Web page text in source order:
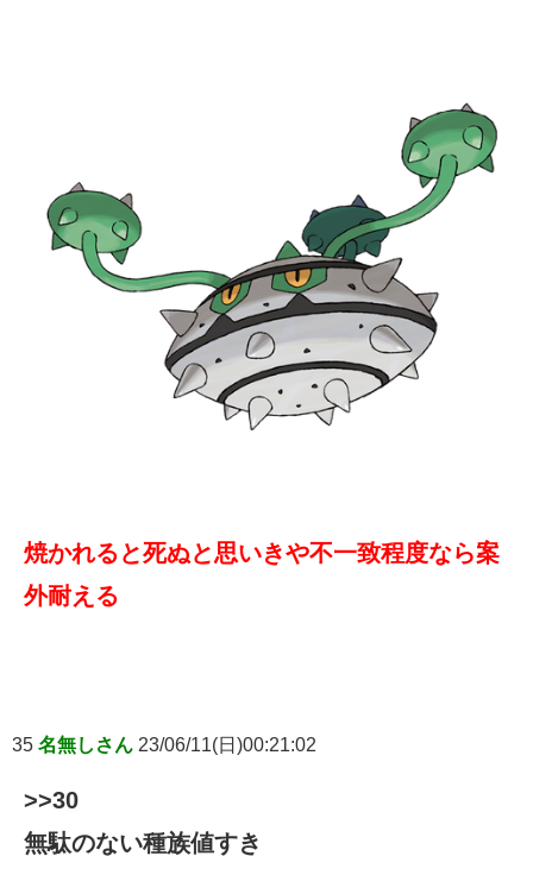
焼かれると死ぬと思いきや不一致程度なら案
外耐える
35 名無しさん 23/06/11(日)00:21:02
>>30
無駄のない種族値すき